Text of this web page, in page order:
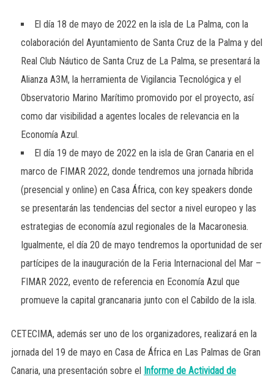
El día 18 de mayo de 2022 en la isla de La Palma, con la
colaboración del Ayuntamiento de Santa Cruz de la Palma y del
Real Club Náutico de Santa Cruz de La Palma, se presentará la
Alianza A3M, la herramienta de Vigilancia Tecnológica y el
Observatorio Marino Marítimo promovido por el proyecto, así
como dar visibilidad a agentes locales de relevancia en la
Economía Azul.
El día 19 de mayo de 2022 en la isla de Gran Canaria en el
marco de FIMAR 2022, donde tendremos una jornada híbrida
(presencial y online) en Casa África, con key speakers donde
se presentarán las tendencias del sector a nivel europeo y las
estrategias de economía azul regionales de la Macaronesia.
Igualmente, el día 20 de mayo tendremos la oportunidad de ser
partícipes de la inauguración de la Feria Internacional del Mar –
FIMAR 2022, evento de referencia en Economía Azul que
promueve la capital grancanaria junto con el Cabildo de la isla.
CETECIMA, además ser uno de los organizadores, realizará en la
jornada del 19 de mayo en Casa de África en Las Palmas de Gran
Canaria, una presentación sobre el Informe de Actividad de